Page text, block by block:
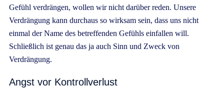
Gefühl verdrängen, wollen wir nicht darüber reden. Unsere
Verdrängung kann durchaus so wirksam sein, dass uns nicht
einmal der Name des betreffenden Gefühls einfallen will.
Schließlich ist genau das ja auch Sinn und Zweck von
Verdrängung.
Angst vor Kontrollverlust